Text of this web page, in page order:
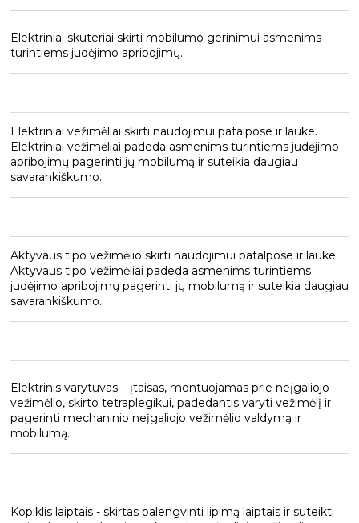
Elektriniai skuteriai skirti mobilumo gerinimui asmenims
turintiems judėjimo apribojimų.
Elektriniai vežimėliai skirti naudojimui patalpose ir lauke.
Elektriniai vežimėliai padeda asmenims turintiems judėjimo
apribojimų pagerinti jų mobilumą ir suteikia daugiau
savarankiškumo.
Aktyvaus tipo vežimėlio skirti naudojimui patalpose ir lauke.
Aktyvaus tipo vežimėliai padeda asmenims turintiems
judėjimo apribojimų pagerinti jų mobilumą ir suteikia daugiau
savarankiškumo.
Elektrinis varytuvas – įtaisas, montuojamas prie neįgaliojo
vežimėlio, skirto tetraplegikui, padedantis varyti vežimėlį ir
pagerinti mechaninio neįgaliojo vežimėlio valdymą ir
mobilumą.
Kopiklis laiptais - skirtas palengvinti lipimą laiptais ir suteikti